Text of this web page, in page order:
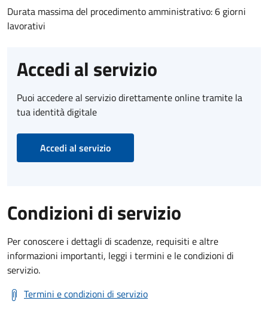
Durata massima del procedimento amministrativo: 6 giorni
lavorativi
Accedi al servizio
Puoi accedere al servizio direttamente online tramite la
tua identità digitale
Accedi al servizio
Condizioni di servizio
Per conoscere i dettagli di scadenze, requisiti e altre
informazioni importanti, leggi i termini e le condizioni di
servizio.
Termini e condizioni di servizio